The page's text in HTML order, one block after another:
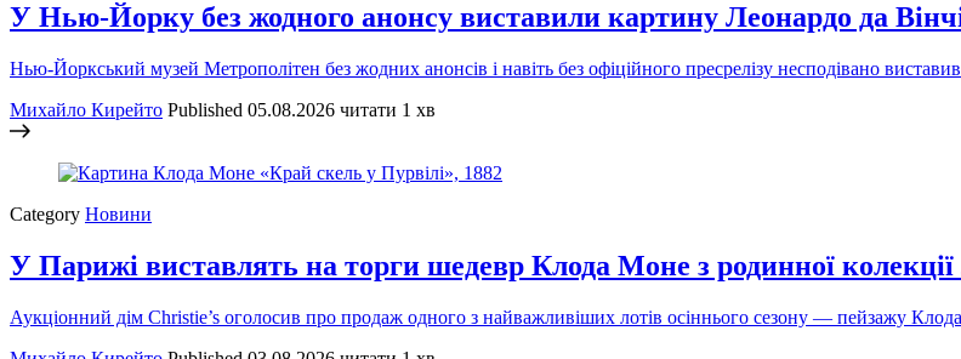
У Нью-Йорку без жодного анонсу виставили картину Леонардо да
Нью-Йоркський музей Метрополітен без жодних анонсів і навіть без офіційного пресрелізу несподівано
Михайло Кирейто Published 05.08.2026 читати 1 хв
Category Новини
У Парижі виставлять на торги шедевр Клода Моне з родинної
Аукціонний дім Christie’s оголосив про продаж одного з найважливіших лотів осіннього сезону — пейзажу